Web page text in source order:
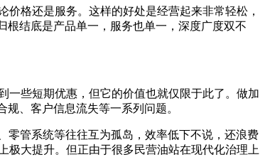
格还是服务。这样的好处是经营起来非常轻松，
根结底是产品单一，服务也单一，深度广度双不
一些短期优惠，但它的价值也就仅限于此了。做加
、客户信息流失等一系列问题。
零管系统等往往互为孤岛，效率低下不说，还浪费
极大提升。但正由于很多民营油站在现代化治理上